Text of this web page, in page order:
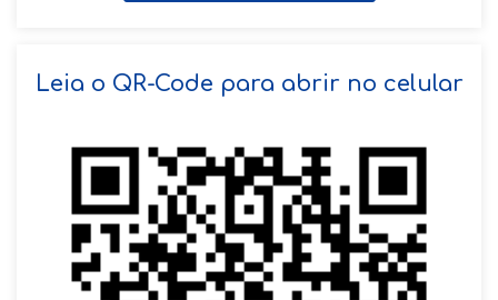
Leia o QR-Code para abrir no celular